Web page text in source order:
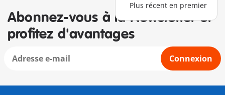
Plus récent en premier
Abonnez-vous à la Newsletter et
profitez d'avantages
Connexion